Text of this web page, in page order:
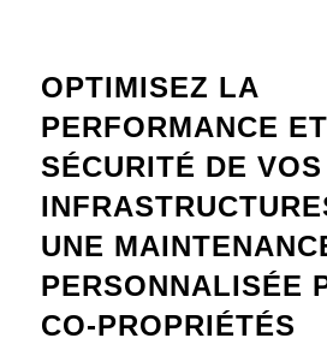
OPTIMISEZ LA
PERFORMANCE
SÉCURITÉ DE VOS
UNE
PERSONNALISÉE
CO-PROPRIÉTÉS